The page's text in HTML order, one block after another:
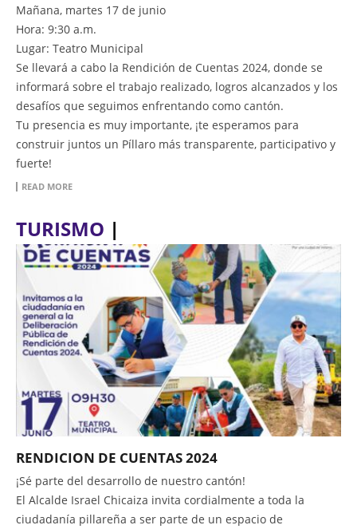
Mañana, martes 17 de junio
Hora: 9:30 a.m.
Lugar: Teatro Municipal
Se llevará a cabo la Rendición de Cuentas 2024, donde se
informará sobre el trabajo realizado, logros alcanzados y los
desafíos que seguimos enfrentando como cantón.
Tu presencia es muy importante, ¡te esperamos para
construir juntos un Píllaro más transparente, participativo y
fuerte!
READ MORE
TURISMO |
RENDICION DE CUENTAS 2024
¡Sé parte del desarrollo de nuestro cantón!
El Alcalde Israel Chicaiza invita cordialmente a toda la
ciudadanía pillareña a ser parte de un espacio de